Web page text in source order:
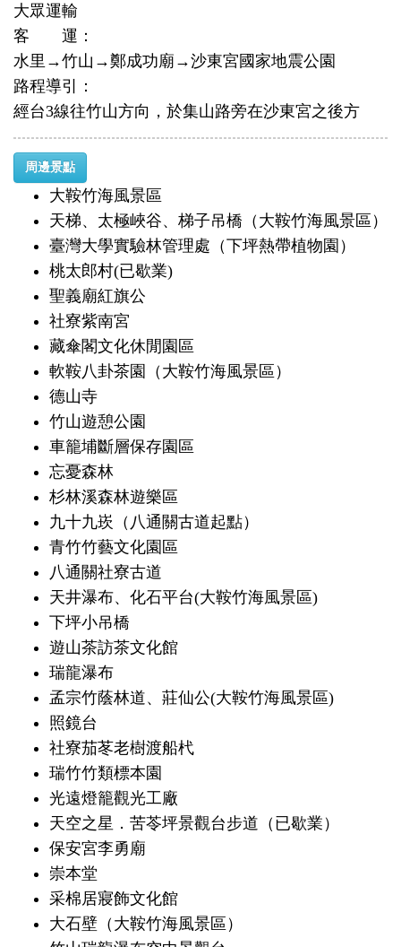
大眾運輸
客 運：
水里→竹山→鄭成功廟→沙東宮國家地震公園
路程導引：
經台3線往竹山方向，於集山路旁在沙東宮之後方
周邊景點
大鞍竹海風景區
天梯、太極峽谷、梯子吊橋（大鞍竹海風景區）
臺灣大學實驗林管理處（下坪熱帶植物園）
桃太郎村(已歇業)
聖義廟紅旗公
社寮紫南宮
藏傘閣文化休閒園區
軟鞍八卦茶園（大鞍竹海風景區）
德山寺
竹山遊憩公園
車籠埔斷層保存園區
忘憂森林
杉林溪森林遊樂區
九十九崁（八通關古道起點）
青竹竹藝文化園區
八通關社寮古道
天井瀑布、化石平台(大鞍竹海風景區)
下坪小吊橋
遊山茶訪茶文化館
瑞龍瀑布
孟宗竹蔭林道、莊仙公(大鞍竹海風景區)
照鏡台
社寮茄苳老樹渡船杙
瑞竹竹類標本園
光遠燈籠觀光工廠
天空之星．苦苓坪景觀台步道（已歇業）
保安宮李勇廟
崇本堂
采棉居寢飾文化館
大石壁（大鞍竹海風景區）